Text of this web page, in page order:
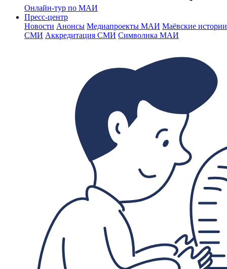
Онлайн-тур по МАИ
Пресс-центр
Новости Анонсы Медиапроекты МАИ Маёвские
СМИ Аккредитация СМИ Символика МАИ